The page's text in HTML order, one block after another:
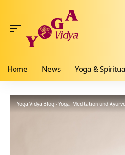
Home News Yoga &
Yoga Vidya Blog - Yoga, Meditation und